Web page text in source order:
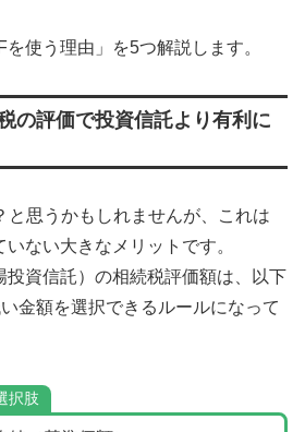
使う理由」を5つ解説します。
の評価で投資信託より有利に
と思うかもしれませんが、これは
ない大きなメリットです。
投資信託）の相続税評価額は、以下
金額を選択できるルールになって
択肢